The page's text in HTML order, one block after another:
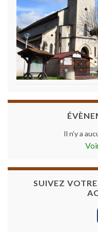
Il n’y a
SUIVEZ